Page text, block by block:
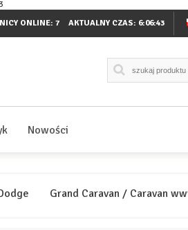
ONLINE: 7
AKTUALNY CZAS: 6:06:43
Nowości
Grand Caravan / Caravan